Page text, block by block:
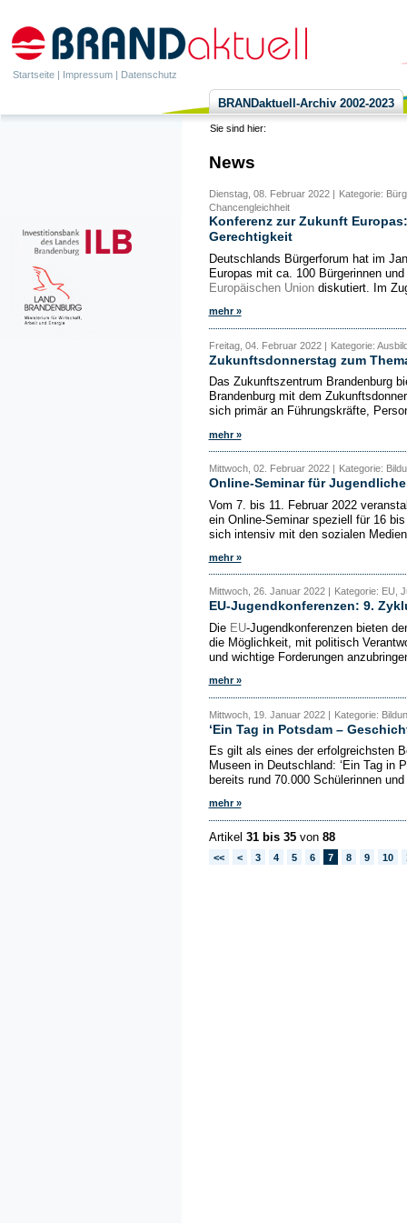
Startseite | Impressum | Datenschutz
BRANDaktuell-Archiv 2002-2023
Sie sind hier:
News
Dienstag, 08. Februar 2022 |
Kategorie:
Chancengleichheit
Konferenz zur Zukunft
Gerechtigkeit
Deutschlands Bürgerforum hat im
Europas mit ca. 100 Bürgerinnen
Europäischen Uniondiskutiert. Im
mehr »
Freitag, 04. Februar 2022 | Kategorie:
Zukunftsdonnerstag zum
Das Zukunftszentrum Brandenburg
Brandenburg mit dem
sich primär an Führungskräfte,
mehr »
Mittwoch, 02. Februar 2022 | Kategorie:
Online-Seminar für
Vom 7. bis 11. Februar 2022
ein Online-Seminar speziell für 16
sich intensiv mit den sozialen
mehr »
Mittwoch, 26. Januar 2022 | Kategorie: EU,
EU-Jugendkonferenzen: 9.
Die EU-Jugendkonferenzen bieten
die Möglichkeit, mit politisch
und wichtige Forderungen
mehr »
Mittwoch, 19. Januar 2022 | Kategorie:
‘Ein Tag in Potsdam –
Es gilt als eines der erfolgreichsten
Museen in Deutschland: ‘Ein Tag in
bereits rund 70.000 Schülerinnen
mehr »
Artikel 31 bis 35von 88
<< < 3 4 5 6 7 8 9 10